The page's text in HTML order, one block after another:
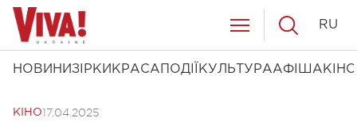
НОВИНИ ЗІРКИ КРАСА ПОДІЇ КУЛЬТУРААФІША КІНО
RU
КІНО17.04.2025